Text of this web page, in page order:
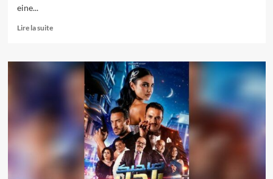
eine...
Lire la suite